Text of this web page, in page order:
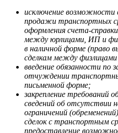
исключение возможности
продажи транспортных
оформления счета-
между юрлицами, ИП и
в наличной форме (право
сделкам между
введение обязанности по
отчуждении
письменной форме;
закрепление требований
сведений об отсутствии
ограничений
сделок с транспортным
предоставление